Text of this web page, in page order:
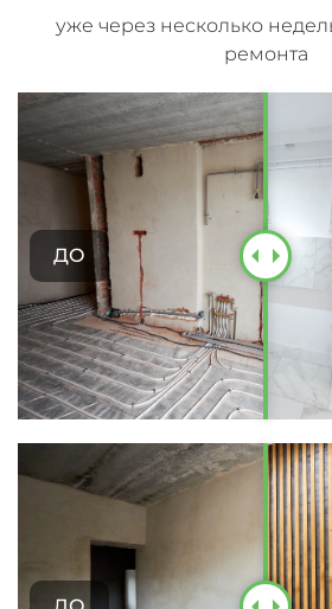
уже через несколько
ремонта
ДО